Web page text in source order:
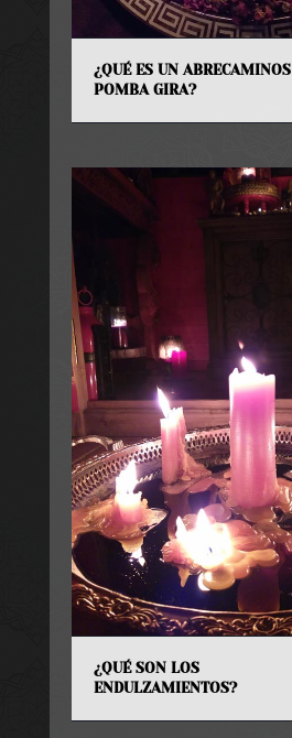
¿QUÉ ES UN ABRECAMINOS
POMBA GIRA?
¿QUÉ SON LOS
ENDULZAMIENTOS?